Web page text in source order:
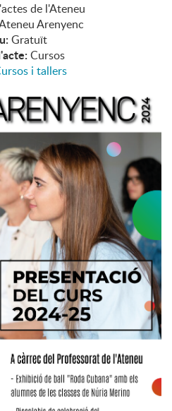
de l'Ateneu
Arenyenc
Gratuït
Cursos
i tallers